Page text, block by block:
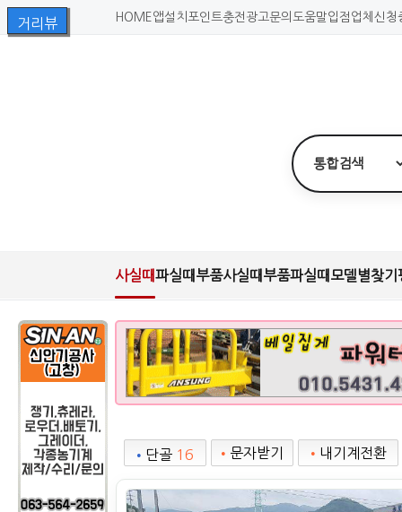
HOME 앱설치 포인트충전 광고문의 도움말입점업체신청
사실때파실때 부품사실때 부품파실때 모델별찾기
• 단골 16 • 문자받기 • 내기계전환